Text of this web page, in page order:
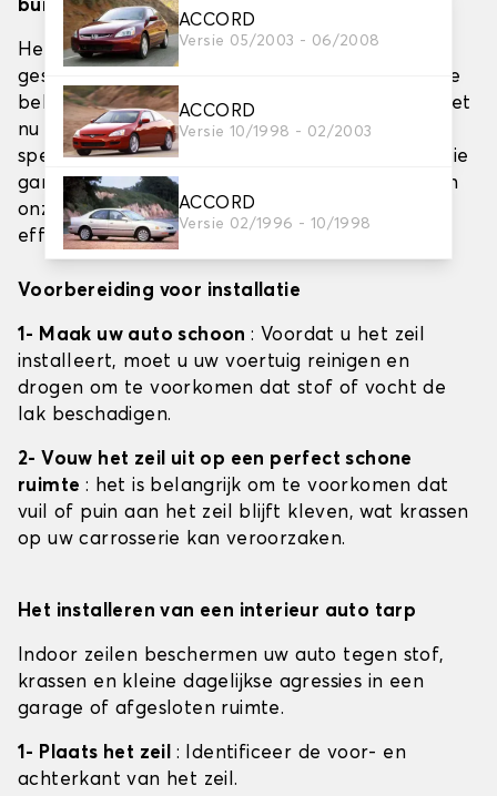
ACCORD
Versie 05/2003 - 06/2008
ACCORD
Versie 10/1998 - 02/2003
ACCORD
Versie 02/1996 - 10/1998
buiten en hagelbarrière)
Het beschermen van uw voertuig met een
geschikt zeildoek is essentieel om het uiterlijk te
behouden en de levensduur te verlengen. Of het
nu gaat om dekzeilen voor binnen, buiten of
speciaal gebruik tegen hagel, de juiste installatie
garandeert een optimale bescherming. Hier zijn
onze tips om uw autozeilen eenvoudig en
efficiënt te installeren.
Voorbereiding voor installatie
1- Maak uw auto schoon: Voordat u het zeil
installeert, moet u uw voertuig reinigen en
drogen om te voorkomen dat stof of vocht de
lak beschadigen.
2- Vouw het zeil uit op een perfect schone
ruimte : het is belangrijk om te voorkomen dat
vuil of puin aan het zeil blijft kleven, wat krassen
op uw carrosserie kan veroorzaken.
Het installeren van een interieur auto tarp
Indoor zeilen beschermen uw auto tegen stof,
krassen en kleine dagelijkse agressies in een
garage of afgesloten ruimte.
1- Plaats het zeil : Identificeer de voor- en
achterkant van het zeil.